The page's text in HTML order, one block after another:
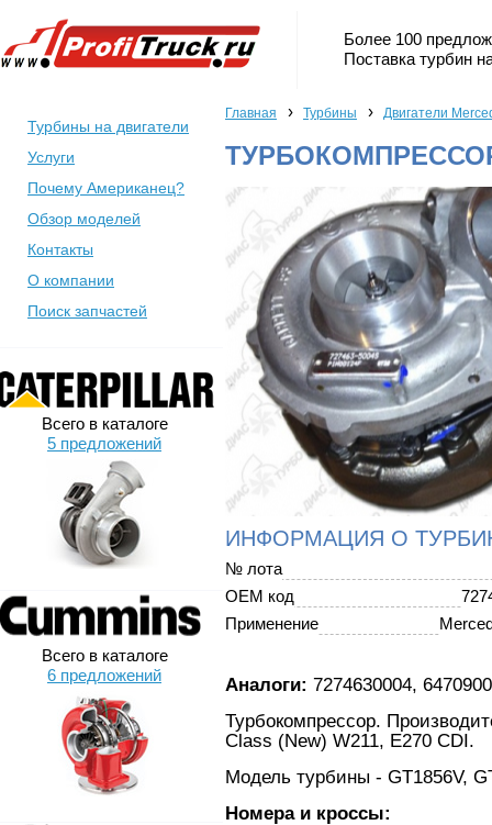
Более 100
Поставка турбин
Турбины на двигатели
Услуги
Почему Американец?
Обзор моделей
Контакты
О компании
Поиск запчастей
Всего в каталоге
5 предложений
Всего в каталоге
6 предложений
Главная › Турбины › Двигатели
ТУРБОКОМПРЕССОР
ИНФОРМАЦИЯ О
№ лота
OEM код
Применение
Аналоги: 7274630004,
Турбокомпрессор.
Class (New) W211, E270 CDI.
Модель турбины - GT1856V,
Номера и кроссы: